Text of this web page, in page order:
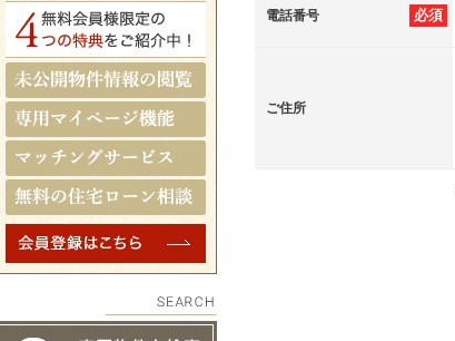
必須
電話番号
ご住所